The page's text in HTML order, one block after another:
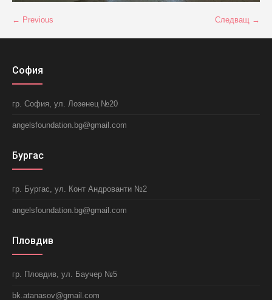
← Previous Следващ →
София
гр. София, ул. Лозенец №20
angelsfoundation.bg@gmail.com
Бургас
гр. Бургас, ул. Конт Андрованти №2
angelsfoundation.bg@gmail.com
Пловдив
гр. Пловдив, ул. Баучер №5
bk.atanasov@gmail.com